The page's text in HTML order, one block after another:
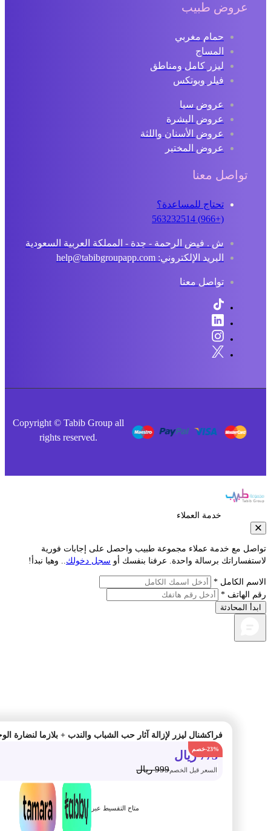
فراكشنال ليزر لإزالة آثار حب الشباب والندب + بلازما لنضارة الوجه
-23%
773 ريال
السعر قبل الخصم999 ريال
متاح التقسيط عبر
عروض طبيب
حمام مغربي
المساج
ليزر كامل ومناطق
فيلر وبوتكس
عروض سبا
عروض البشرة
عروض الأسنان واللثة
عروض المختبر
تواصل معنا
تحتاج للمساعدة؟
ش . فيض الرحمة - جدة - المملكة العربية السعودية
البريد الإلكتروني: help@tabibgroupapp.com
تواصل معنا
Copyright © Tabib Group all
rights reserved.
خدمة العملاء
مع خدمة عملاء مجموعة طبيب واحصل على إجابات فورية
برسالة واحدة. عرفنا بنفسك أوسجل دخولك.. وهيا نبدأ!
الكامل *
الهاتف *
المحادثة